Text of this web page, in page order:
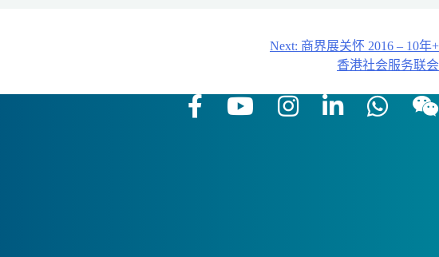
Next: 商界展关怀 2016 – 10年+
香港社会服务联会